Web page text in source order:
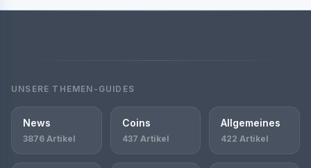
UNSERE THEMEN-GUIDES
News
3876 Artikel
Coins
437 Artikel
Allgemeines
422 Artikel